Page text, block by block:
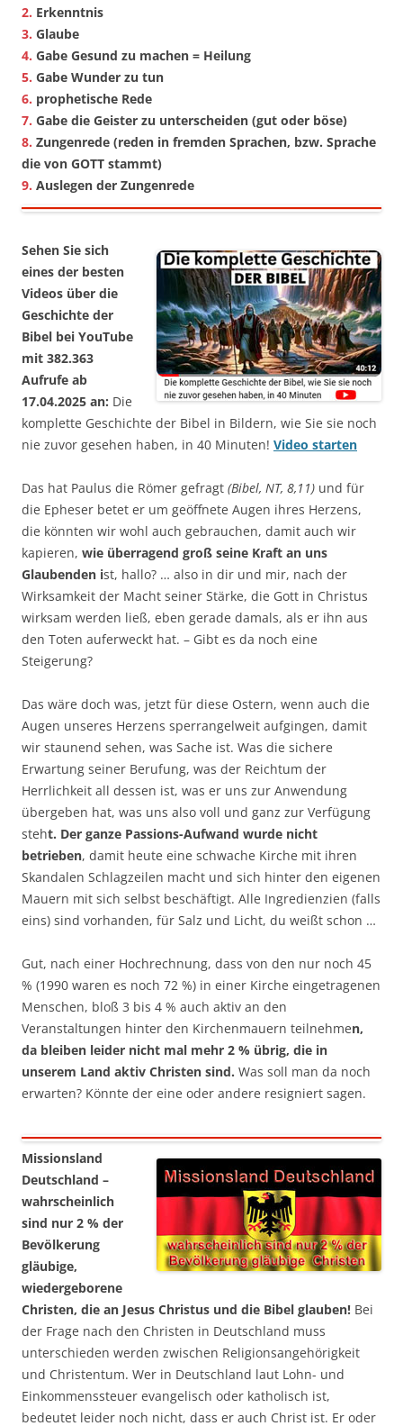
2. Erkenntnis
3. Glaube
4. Gabe Gesund zu machen = Heilung
5. Gabe Wunder zu tun
6. prophetische Rede
7. Gabe die Geister zu unterscheiden (gut oder böse)
8. Zungenrede (reden in fremden Sprachen, bzw. Sprache
die von GOTT stammt)
9. Auslegen der Zungenrede
Sehen Sie sich
eines der besten
Videos über die
Geschichte der
Bibel bei YouTube
mit 382.363
Aufrufe ab
17.04.2025 an: Die
komplette Geschichte der Bibel in Bildern, wie Sie sie noch
nie zuvor gesehen haben, in 40 Minuten! Video starten
Das hat Paulus die Römer gefragt (Bibel, NT, 8,11) und für
die Epheser betet er um geöffnete Augen ihres Herzens,
die könnten wir wohl auch gebrauchen, damit auch wir
kapieren, wie überragend groß seine Kraft an uns
Glaubenden ist, hallo? … also in dir und mir, nach der
Wirksamkeit der Macht seiner Stärke, die Gott in Christus
wirksam werden ließ, eben gerade damals, als er ihn aus
den Toten auferweckt hat. – Gibt es da noch eine
Steigerung?
Das wäre doch was, jetzt für diese Ostern, wenn auch die
Augen unseres Herzens sperrangelweit aufgingen, damit
wir staunend sehen, was Sache ist. Was die sichere
Erwartung seiner Berufung, was der Reichtum der
Herrlichkeit all dessen ist, was er uns zur Anwendung
übergeben hat, was uns also voll und ganz zur Verfügung
steht. Der ganze Passions-Aufwand wurde nicht
betrieben, damit heute eine schwache Kirche mit ihren
Skandalen Schlagzeilen macht und sich hinter den eigenen
Mauern mit sich selbst beschäftigt. Alle Ingredienzien (falls
eins) sind vorhanden, für Salz und Licht, du weißt schon …
Gut, nach einer Hochrechnung, dass von den nur noch 45
% (1990 waren es noch 72 %) in einer Kirche eingetragenen
Menschen, bloß 3 bis 4 % auch aktiv an den
Veranstaltungen hinter den Kirchenmauern teilnehmen,
da bleiben leider nicht mal mehr 2 % übrig, die in
unserem Land aktiv Christen sind. Was soll man da noch
erwarten? Könnte der eine oder andere resigniert sagen.
Missionsland
Deutschland –
wahrscheinlich
sind nur 2 % der
Bevölkerung
gläubige,
wiedergeborene
Christen, die an Jesus Christus und die Bibel glauben! Bei
der Frage nach den Christen in Deutschland muss
unterschieden werden zwischen Religionsangehörigkeit
und Christentum. Wer in Deutschland laut Lohn- und
Einkommenssteuer evangelisch oder katholisch ist,
bedeutet leider noch nicht, dass er auch Christ ist. Er oder